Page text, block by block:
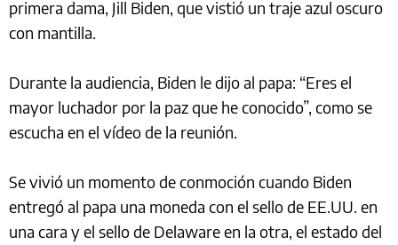
primera dama, Jill Biden, que vistió un traje azul oscuro
con mantilla.
Durante la audiencia, Biden le dijo al papa: “Eres el
mayor luchador por la paz que he conocido”, como se
escucha en el vídeo de la reunión.
Se vivió un momento de conmoción cuando Biden
entregó al papa una moneda con el sello de EE.UU. en
una cara y el sello de Delaware en la otra, el estado del